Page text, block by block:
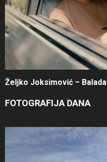
Željko Joksimović – Balada
FOTOGRAFIJA DANA